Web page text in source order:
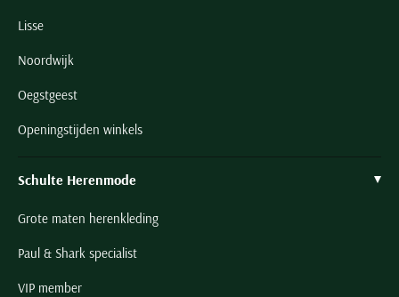
Lisse
Noordwijk
Oegstgeest
Openingstijden winkels
Schulte Herenmode
Grote maten herenkleding
Paul & Shark specialist
VIP member